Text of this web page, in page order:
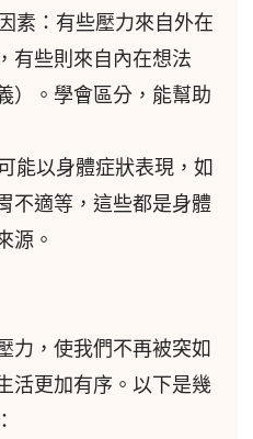
素：有些壓力來自外在
有些則來自內在想法
）。學會區分，能幫助
能以身體症狀表現，如
不適等，這些都是身體
源。
力，使我們不再被突如
活更加有序。以下是幾